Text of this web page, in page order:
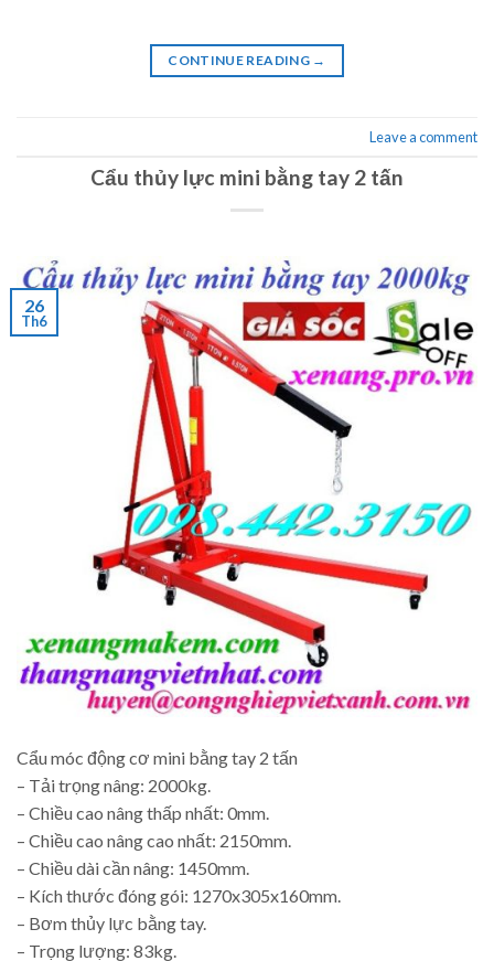
CONTINUE READING →
Leave a comment
Cẩu thủy lực mini bằng tay 2 tấn
26
Th6
Cẩu móc động cơ mini bằng tay 2 tấn
– Tải trọng nâng: 2000kg.
– Chiều cao nâng thấp nhất: 0mm.
– Chiều cao nâng cao nhất: 2150mm.
– Chiều dài cần nâng: 1450mm.
– Kích thước đóng gói: 1270x305x160mm.
– Bơm thủy lực bằng tay.
– Trọng lượng: 83kg.